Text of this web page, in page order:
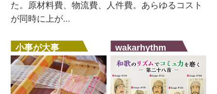
た。原材料費、物流費、人件費。あらゆるコスト
が同時に上が...
小事が大事 wakarhythm